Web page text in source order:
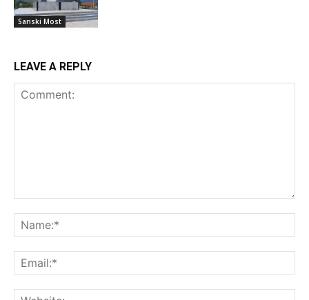
Sanski Most
LEAVE A REPLY